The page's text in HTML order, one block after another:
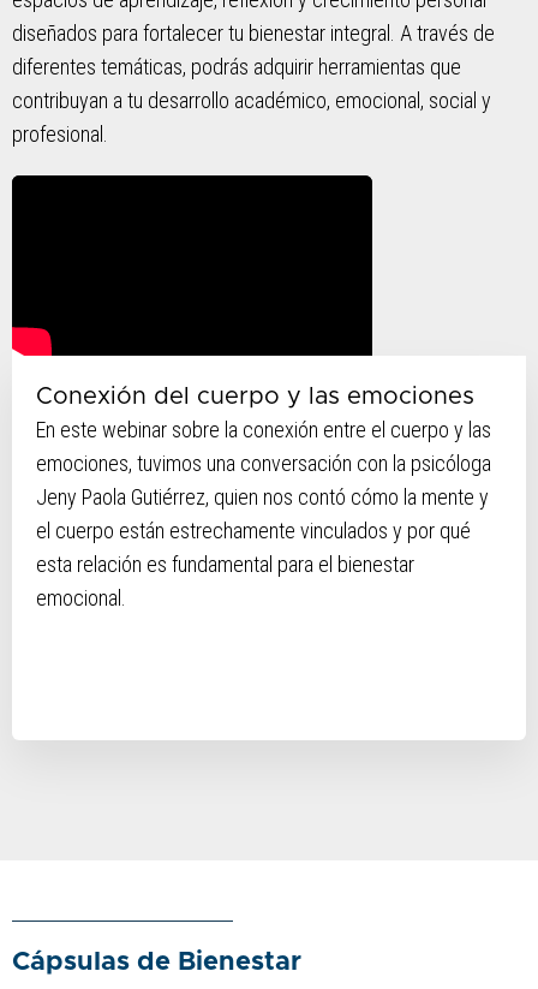
diseñados para fortalecer tu bienestar integral. A través de
diferentes temáticas, podrás adquirir herramientas que
contribuyan a tu desarrollo académico, emocional, social y
profesional.
Conexión del cuerpo y las emociones
En este webinar sobre la conexión entre el cuerpo y las
emociones, tuvimos una conversación con la psicóloga
Jeny Paola Gutiérrez, quien nos contó cómo la mente y
el cuerpo están estrechamente vinculados y por qué
esta relación es fundamental para el bienestar
emocional.
Cápsulas de Bienestar